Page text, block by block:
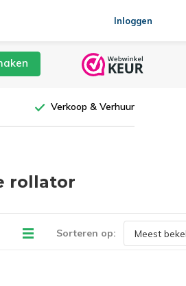
Inloggen
Verkoop & Verhuur
rollator
Sorteren op: